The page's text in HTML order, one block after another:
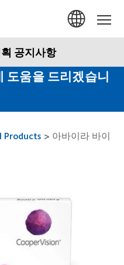
공지사항
도움을 드리겠습니
Products > 아바이라 바이